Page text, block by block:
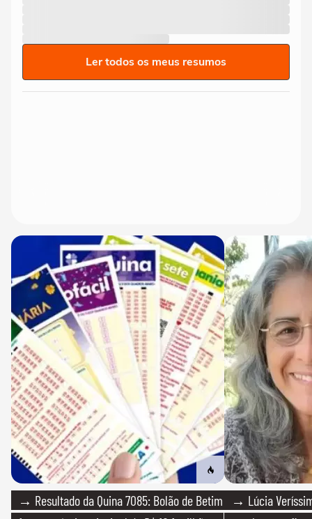
Ler todos os meus resumos
→ Resultado da Quina 7085: Bolão de Betim
→ Lúcia